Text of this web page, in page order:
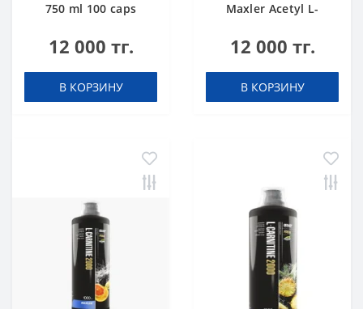
750 ml 100 caps
12 000 тг.
В КОРЗИНУ
Maxler Acetyl L-
12 000 тг.
В КОРЗИНУ